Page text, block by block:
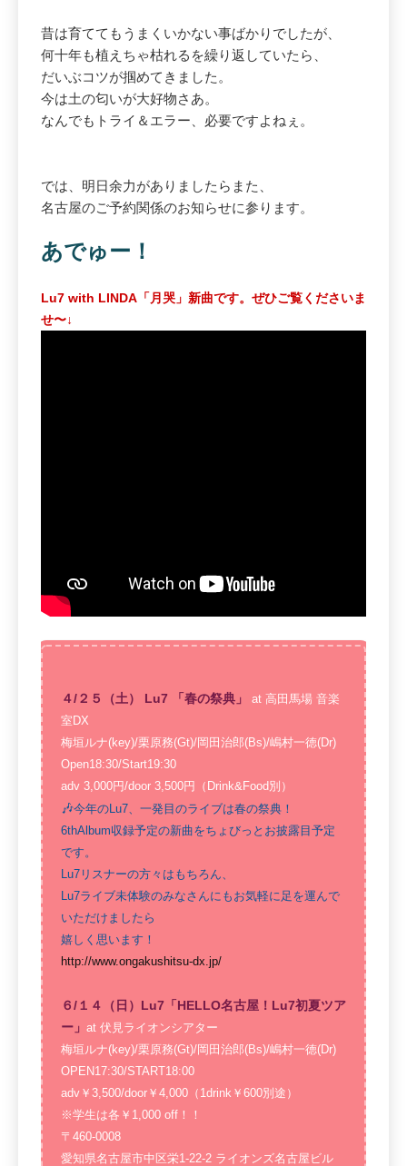
昔は育ててもうまくいかない事ばかりでしたが、
何十年も植えちゃ枯れるを繰り返していたら、
だいぶコツが掴めてきました。
今は土の匂いが大好物さあ。
なんでもトライ＆エラー、必要ですよねぇ。
では、明日余力がありましたらまた、
名古屋のご予約関係のお知らせに参ります。
あでゅー！
Lu7 with LINDA「月哭」新曲です。ぜひご覧くださいま
せ〜↓
４/２５（土） Lu7 「春の祭典」
at 高田馬場 音楽
室DX
梅垣ルナ(key)/栗原務(Gt)/岡田治郎(Bs)/嶋村一徳(Dr)
Open18:30/Start19:30
adv 3,000円/door 3,500円（Drink&Food別）
🎶今年のLu7、一発目のライブは春の祭典！
6thAlbum収録予定の新曲をちょびっとお披露目予定
です。
Lu7リスナーの方々はもちろん、
Lu7ライブ未体験のみなさんにもお気軽に足を運んで
いただけましたら
嬉しく思います！
http://www.ongakushitsu-dx.jp/
６/１４（日）Lu7「HELLO名古屋！Lu7初夏ツア
ー」 at 伏見ライオンシアター
梅垣ルナ(key)/栗原務(Gt)/岡田治郎(Bs)/嶋村一徳(Dr)
OPEN17:30/START18:00
adv￥3,500/door￥4,000（1drink￥600別途）
※学生は各￥1,000 off！！
〒460-0008
愛知県名古屋市中区栄1-22-2 ライオンズ名古屋ビル